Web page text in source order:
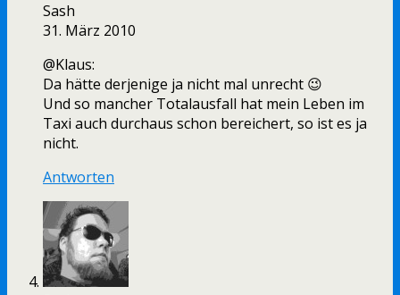
Sash
31. März 2010
@Klaus:
Da hätte derjenige ja nicht mal unrecht 😉
Und so mancher Totalausfall hat mein Leben im
Taxi auch durchaus schon bereichert, so ist es ja
nicht.
Antworten